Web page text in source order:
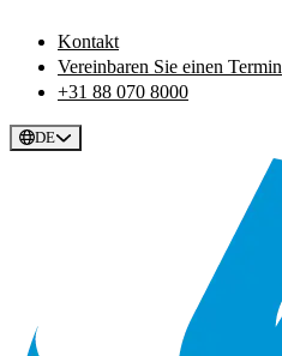
Kontakt
Vereinbaren Sie einen Termin
+31 88 070 8000
DE